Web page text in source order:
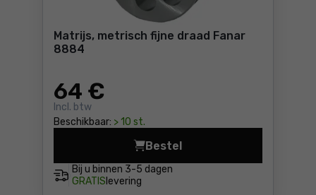
Matrijs, metrisch fijne draad Fanar
8884
64 €
Incl. btw
Beschikbaar: > 10 st.
Bij u binnen 3-5 dagen
GRATIS levering
Bestel
Matrijs, metrisch fijne